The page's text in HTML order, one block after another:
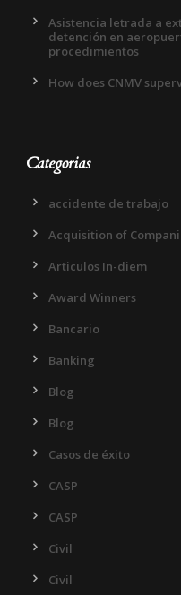
Asistencia letrada a
detención en
procedimientos
How does CNMV
Categorias
accidente de trabajo
Acquisition of
Articulos In-diem
Award Winners
Bancario
Banking
Blog
Blog
Casos de éxito
CASP
CASP
Civil
Civil